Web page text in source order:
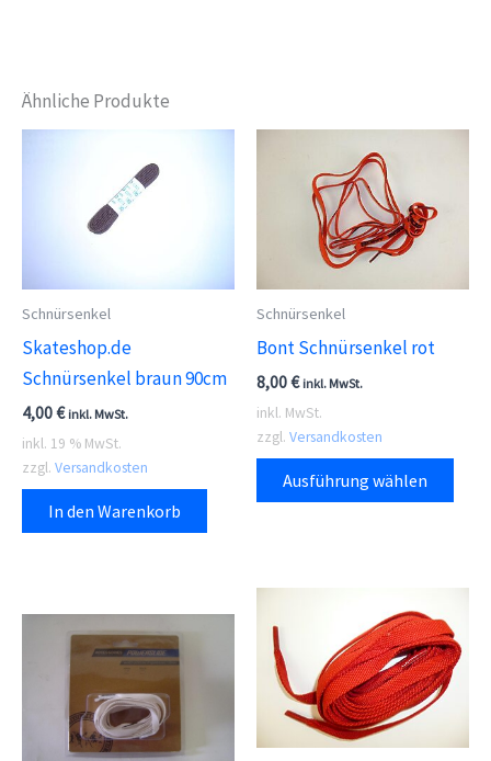
Ähnliche Produkte
Schnürsenkel
Skateshop.de
Schnürsenkel braun 90cm
4,00€ inkl. MwSt.
inkl. 19 % MwSt.
zzgl. Versandkosten
In den Warenkorb
Schnürsenkel
Bont Schnürsenkel rot
8,00€ inkl. MwSt.
inkl. MwSt.
zzgl. Versandkosten
Ausführung wählen
Die